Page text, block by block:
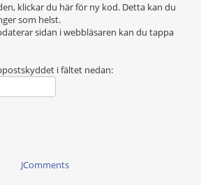
klickar du här för ny kod. Detta kan du
som helst.
sidan i webbläsaren kan du tappa
i fältet nedan:
JComments